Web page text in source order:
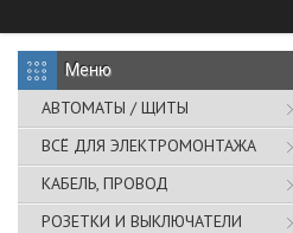
АВТОМАТЫ / ЩИТЫ
ВСЁ ДЛЯ ЭЛЕКТРОМОНТАЖА
КАБЕЛЬ, ПРОВОД
РОЗЕТКИ И ВЫКЛЮЧАТЕЛИ